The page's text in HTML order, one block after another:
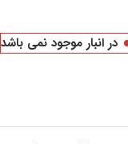
در انبار موجود نمی باشد